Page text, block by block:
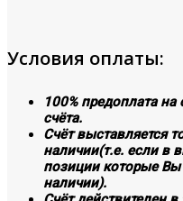
Условия оплаты:
100% предоплата
счёта.
Счёт выставляется
наличии(т.е. если в
позиции которые Вы
наличии).